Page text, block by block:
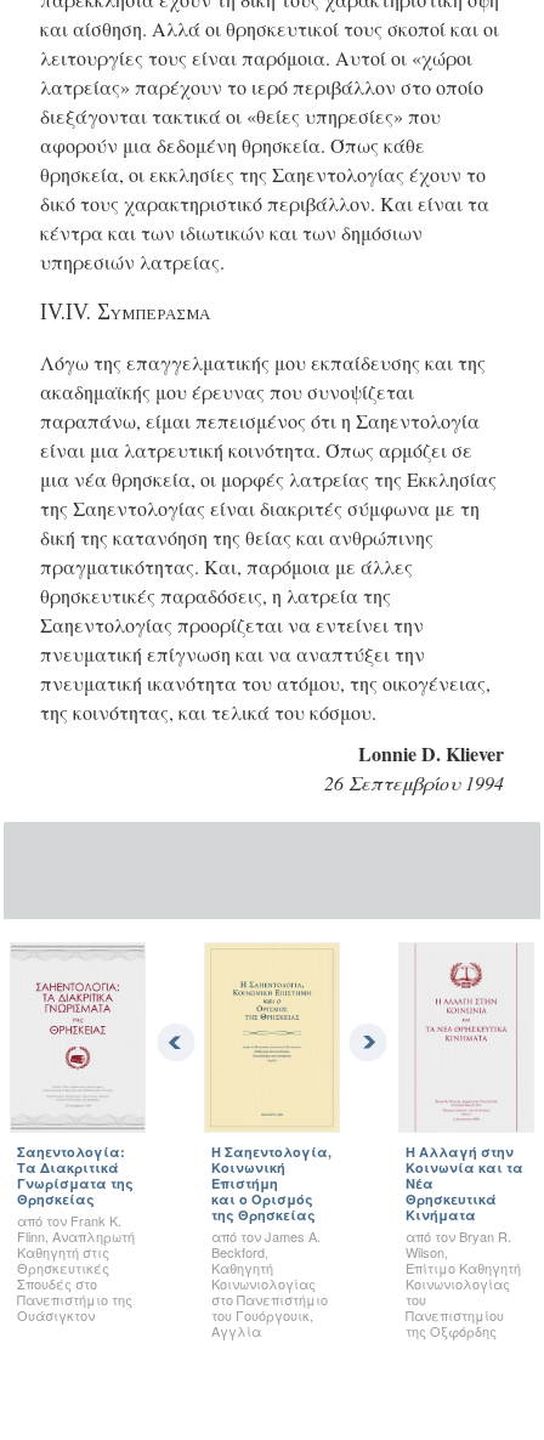
και αίσθηση. Αλλά οι θρησκευτικοί τους σκοποί και οι
λειτουργίες τους είναι παρόμοια. Αυτοί οι «χώροι
λατρείας» παρέχουν το ιερό περιβάλλον στο οποίο
διεξάγονται τακτικά οι «θείες υπηρεσίες» που
αφορούν μια δεδομένη θρησκεία. Όπως κάθε
θρησκεία, οι εκκλησίες της Σαηεντολογίας έχουν το
δικό τους χαρακτηριστικό περιβάλλον. Και είναι τα
κέντρα και των ιδιωτικών και των δημόσιων
υπηρεσιών λατρείας.
IV.IV. Συμπερασμα
Λόγω της επαγγελματικής μου εκπαίδευσης και της
ακαδημαϊκής μου έρευνας που συνοψίζεται
παραπάνω, είμαι πεπεισμένος ότι η Σαηεντολογία
είναι μια λατρευτική κοινότητα. Όπως αρμόζει σε
μια νέα θρησκεία, οι μορφές λατρείας της Εκκλησίας
της Σαηεντολογίας είναι διακριτές σύμφωνα με τη
δική της κατανόηση της θείας και ανθρώπινης
πραγματικότητας. Και, παρόμοια με άλλες
θρησκευτικές παραδόσεις, η λατρεία της
Σαηεντολογίας προορίζεται να εντείνει την
πνευματική επίγνωση και να αναπτύξει την
πνευματική ικανότητα του ατόμου, της οικογένειας,
της κοινότητας, και τελικά του κόσμου.
Lonnie D. Kliever
26 Σεπτεμβρίου 1994
Σαηεντολογία:
Τα Διακριτικά
Γνωρίσματα της
Θρησκείας
από τον Frank K.
Flinn, Αναπληρωτή
Καθηγητή στις
Θρησκευτικές
Σπουδές στο
Πανεπιστήμιο της
Ουάσιγκτον
Η Σαηεντολογία,
Κοινωνική
Επιστήμη
και ο Ορισμός
της Θρησκείας
από τον James A.
Beckford,
Καθηγητή
Κοινωνιολογίας
στο Πανεπιστήμιο
του Γουόργουικ,
Αγγλία
Η Αλλαγή στην
Κοινωνία και τα
Νέα
Θρησκευτικά
Κινήματα
από τον Bryan R.
Wilson,
Επίτιμο Καθηγητή
Κοινωνιολογίας
του
Πανεπιστημίου
της Οξφόρδης